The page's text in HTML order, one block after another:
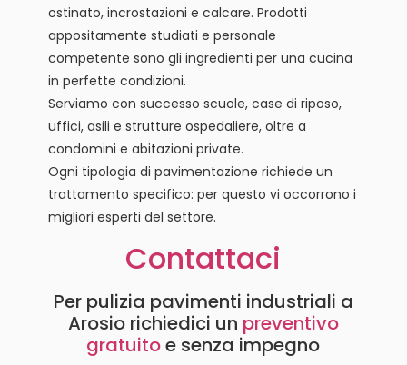
ostinato, incrostazioni e calcare. Prodotti
appositamente studiati e personale
competente sono gli ingredienti per una cucina
in perfette condizioni.
Serviamo con successo scuole, case di riposo,
uffici, asili e strutture ospedaliere, oltre a
condomini e abitazioni private.
Ogni tipologia di pavimentazione richiede un
trattamento specifico: per questo vi occorrono i
migliori esperti del settore.
Contattaci
Per pulizia pavimenti industriali a
Arosio richiedici un preventivo
gratuitoe senza impegno